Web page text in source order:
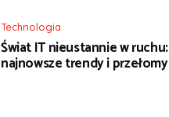
Technologia
Świat IT nieustannie w ruchu:
najnowsze trendy i przełomy